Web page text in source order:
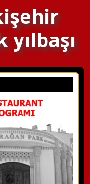
yılbaşı